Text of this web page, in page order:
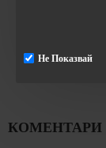
Не Показвай
продукта,
Винаги
КОМЕНТАРИ